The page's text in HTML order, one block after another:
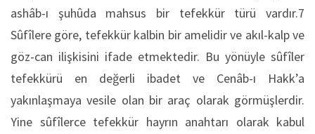
ashâb-ı şuhûda mahsus bir tefekkür türü vardır.7
Sûfîlere göre, tefekkür kalbin bir amelidir ve akıl-kalp ve
göz-can ilişkisini ifade etmektedir. Bu yönüyle sûfîler
tefekkürü en değerli ibadet ve Cenâb-ı Hakk’a
yakınlaşmaya vesile olan bir araç olarak görmüşlerdir.
Yine sûfîlerce tefekkür hayrın anahtarı olarak kabul